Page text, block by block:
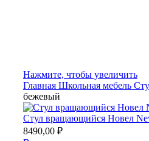
Нажмите, чтобы увеличить
Главная Школьная мебель
бежевый
Стул вращающийся Новел
8490,00 ₽